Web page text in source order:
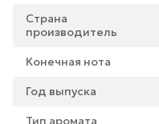
Страна
производитель
Конечная нота
Год выпуска
Тип аромата